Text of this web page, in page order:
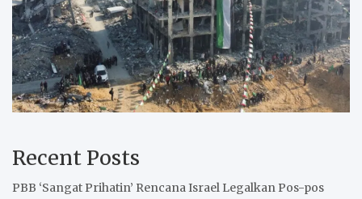
Recent Posts
PBB ‘Sangat Prihatin’ Rencana Israel Legalkan Pos-pos